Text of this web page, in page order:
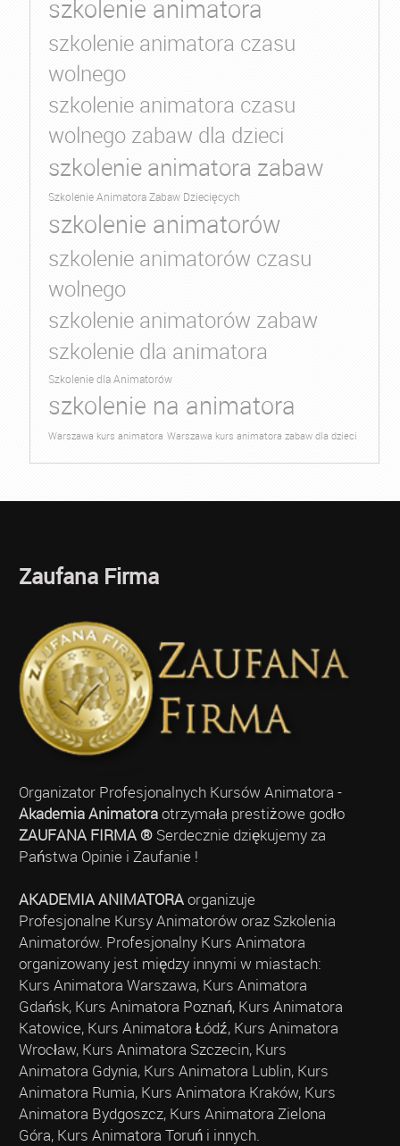
szkolenie animatora
szkolenie animatora czasu
wolnego
szkolenie animatora czasu
wolnego zabaw dla dzieci
szkolenie animatora zabaw
Szkolenie Animatora Zabaw Dziecięcych
szkolenie animatorów
szkolenie animatorów czasu
wolnego
szkolenie animatorów zabaw
szkolenie dla animatora
Szkolenie dla Animatorów
szkolenie na animatora
Warszawa kurs animatora Warszawa kurs animatora zabaw dla dzieci
Zaufana Firma
Organizator Profesjonalnych Kursów Animatora -
Akademia Animatoraotrzymała prestiżowe godło
ZAUFANA FIRMA ®Serdecznie dziękujemy za
Państwa Opinie i Zaufanie !
AKADEMIA ANIMATORAorganizuje
Profesjonalne Kursy Animatorów oraz Szkolenia
Animatorów. Profesjonalny Kurs Animatora
organizowany jest między innymi w miastach:
Kurs Animatora Warszawa, Kurs Animatora
Gdańsk, Kurs Animatora Poznań, Kurs Animatora
Katowice, Kurs Animatora Łódź, Kurs Animatora
Wrocław, Kurs Animatora Szczecin, Kurs
Animatora Gdynia, Kurs Animatora Lublin, Kurs
Animatora Rumia, Kurs Animatora Kraków, Kurs
Animatora Bydgoszcz, Kurs Animatora Zielona
Góra, Kurs Animatora Toruń i innych.